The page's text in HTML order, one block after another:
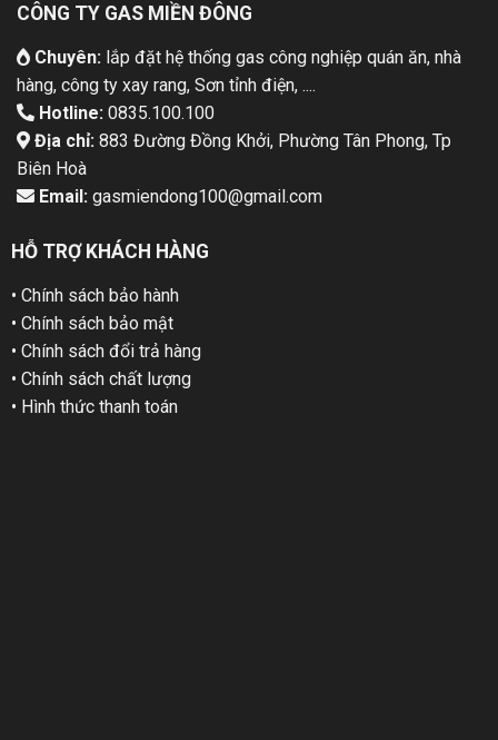
CÔNG TY GAS MIỀN ĐÔNG
Chuyên:lắp đặt hệ thống gas công nghiệp quán ăn, nhà
hàng, công ty xay rang, Sơn tỉnh điện, ....
Hotline: 0835.100.100
Địa chỉ:883 Đường Đồng Khởi, Phường Tân Phong, Tp
Biên Hoà
Email:gasmiendong100@gmail.com
HỖ TRỢ KHÁCH HÀNG
• Chính sách bảo hành
• Chính sách bảo mật
• Chính sách đổi trả hàng
• Chính sách chất lượng
• Hình thức thanh toán